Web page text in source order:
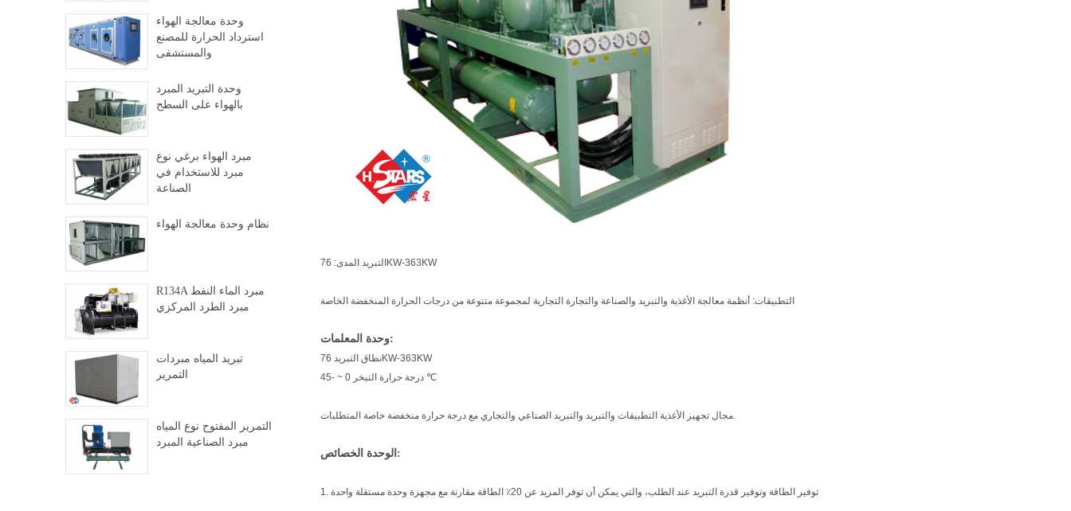
التبريد المدى: 76KW-363KW
التطبيقات: أنظمة معالجة الأغذية والتبريد والصناعة والتجارة التجارية لمجموعة متنوعة من درجات الحرارة المنخفضة الخاصة
وحدة المعلمات:
نطاق التبريد 76KW-363KW
درجة حرارة التبخر 0 ~ -45 ℃
مجال تجهيز الأغذية التطبيقات والتبريد والتبريد الصناعي والتجاري مع درجة حرارة منخفضة خاصة المتطلبات.
الوحدة الخصائص:
1. توفير الطاقة وتوفير قدرة التبريد عند الطلب، والتي يمكن أن توفر المزيد عن 20٪ الطاقة مقارنة مع مجهزة وحدة مستقلة واحدة
وحدة معالجة الهواء
استرداد الحرارة للمصنع
والمستشفى
وحدة التبريد المبرد
بالهواء على السطح
مبرد الهواء برغي نوع
مبرد للاستخدام في
الصناعة
نظام وحدة معالجة الهواء
R134A مبرد الماء النفط
مبرد الطرد المركزي
تبريد المياه مبردات
التمرير
التمرير المفتوح نوع المياه
مبرد الصناعية المبرد